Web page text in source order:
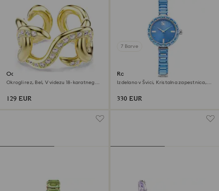
Odprt prstan Dextera
Okrogli rez, Bel, V videzu 18-karatnega
129 EUR
7 Barve
Ročna ura Matrix bangle
Izdelano v Švici, Kristalna zapestnica,
330 EUR